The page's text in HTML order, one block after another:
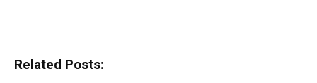
Related Posts: